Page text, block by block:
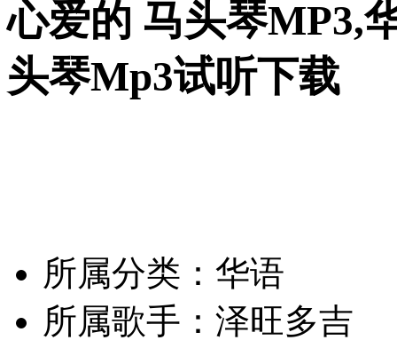
心爱的 马头琴MP3,
头琴Mp3试听下载
所属分类：华语
所属歌手：泽旺多吉